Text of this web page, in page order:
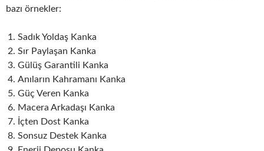
bazı örnekler:
Sadık Yoldaş Kanka
Sır Paylaşan Kanka
Gülüş Garantili Kanka
Anıların Kahramanı Kanka
Güç Veren Kanka
Macera Arkadaşı Kanka
İçten Dost Kanka
Sonsuz Destek Kanka